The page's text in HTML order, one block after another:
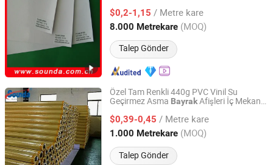
$0,2-1,15 / Metre kare
8.000 Metrekare (MOQ)
Talep Gönder
Shanghai, China Fiyat 2013
Özel Tam Renkli 440g PVC Vinil Su
Geçirmez Asma BayrakAfişleri İç Mekan
Partiler Tanıtımlar
$0,39-0,45 / Metre kare
1.000 Metrekare (MOQ)
Talep Gönder
Sounda New Materials Co., Ltd.
Shanghai, China Fiyat 2013